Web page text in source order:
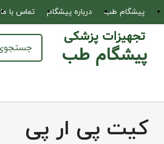
پیشگام طب درباره پیشگام تماس با ما
کیت پی ار پی